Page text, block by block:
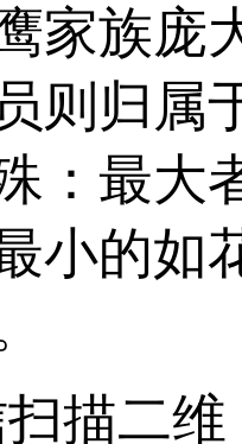
家族庞
则归属
：最大
小的如